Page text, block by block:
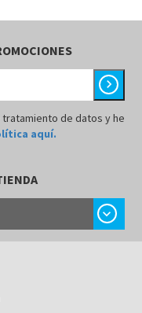
chevron_right
de datos y he
aquí.
chevron_right